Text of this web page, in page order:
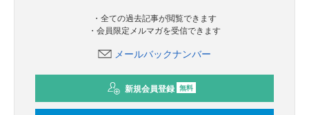
・全ての過去記事が閲覧できます
・会員限定メルマガを受信できます
メールバックナンバー
新規会員登録 無料